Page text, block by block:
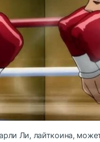
Ли, лайткоина,